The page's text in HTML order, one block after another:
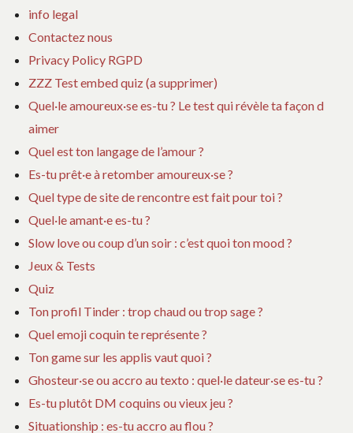
info legal
Contactez nous
Privacy Policy RGPD
ZZZ Test embed quiz (a supprimer)
Quel·le amoureux·se es-tu ? Le test qui révèle ta façon d
aimer
Quel est ton langage de l’amour ?
Es-tu prêt·e à retomber amoureux·se ?
Quel type de site de rencontre est fait pour toi ?
Quel·le amant·e es-tu ?
Slow love ou coup d’un soir : c’est quoi ton mood ?
Jeux & Tests
Quiz
Ton profil Tinder : trop chaud ou trop sage ?
Quel emoji coquin te représente ?
Ton game sur les applis vaut quoi ?
Ghosteur·se ou accro au texto : quel·le dateur·se es-tu ?
Es-tu plutôt DM coquins ou vieux jeu ?
Situationship : es-tu accro au flou ?